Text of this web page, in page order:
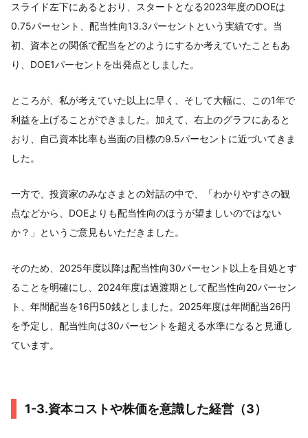
スライド左下にあるとおり、スタートとなる2023年度のDOEは
0.75パーセント、配当性向13.3パーセントという実績です。当
初、資本との関係で配当をどのようにするか考えていたこともあ
り、DOE1パーセントを出発点としました。
ところが、私が考えていた以上に早く、そして大幅に、この1年で
利益を上げることができました。加えて、右上のグラフにあると
おり、自己資本比率も当面の目標の9.5パーセントに近づいてきま
した。
一方で、投資家のみなさまとの対話の中で、「わかりやすさの観
点などから、DOEよりも配当性向のほうが望ましいのではない
か？」というご意見もいただきました。
そのため、2025年度以降は配当性向30パーセント以上を目処とす
ることを明確にし、2024年度は過渡期として配当性向20パーセン
ト、年間配当を16円50銭としました。2025年度は年間配当26円
を予定し、配当性向は30パーセントを超える水準になると見通し
ています。
1-3.資本コストや株価を意識した経営（3）